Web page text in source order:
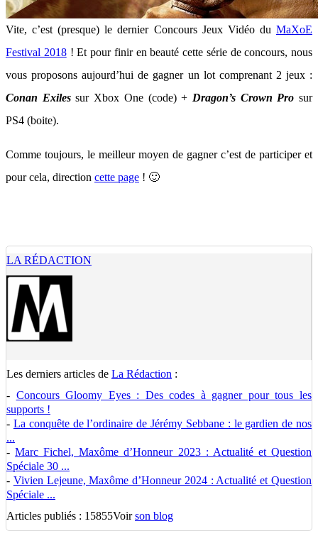
Vite, c’est (presque) le dernier Concours Jeux Vidéo du MaXoE
Festival 2018! Et pour finir en beauté cette série de concours, nous
vous proposons aujourd’hui de gagner un lot comprenant 2 jeux :
Conan Exilessur Xbox One (code) + Dragon’s Crown Pro sur
PS4 (boite).
Comme toujours, le meilleur moyen de gagner c’est de participer et
pour cela, direction cette page ! 🙂
LA RÉDACTION
Les derniers articles de La Rédaction :
- Concours Gloomy Eyes : Des codes à gagner pour tous les
supports !
- La conquête de l’ordinaire de Jérémy Sebbane : le gardien de nos
...
-Marc Fichel, Maxôme d’Honneur 2023 : Actualité et Question
Spéciale 30 ...
- Vivien Lejeune, Maxôme d’Honneur 2024 : Actualité et Question
Spéciale ...
Articles publiés : 15855Voirson blog